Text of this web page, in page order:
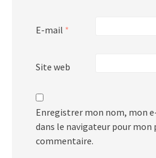
E-mail *
Site web
Enregistrer mon nom, mon
dans le navigateur pour mon
commentaire.